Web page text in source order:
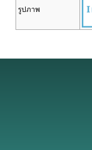
รูปภาพ